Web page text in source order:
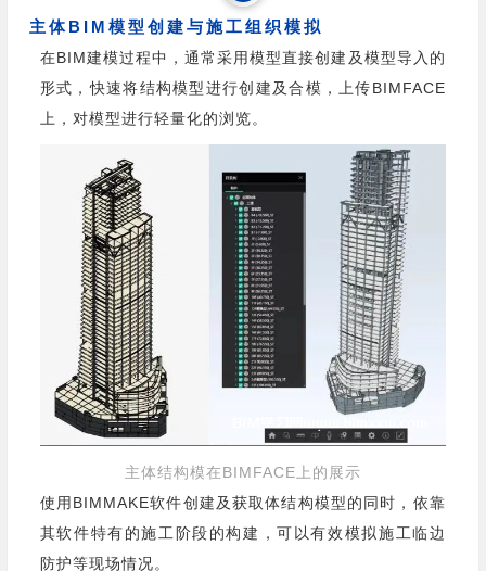
主体BIM模型创建与施工组织模拟
在BIM建模过程中，通常采用模型直接创建及模型导入的
形式，快速将结构模型进行创建及合模，上传BIMFACE
上，对模型进行轻量化的浏览。
主体结构模在BIMFACE上的展示
使用BIMMAKE软件创建及获取体结构模型的同时，依靠
其软件特有的施工阶段的构建，可以有效模拟施工临边
防护等现场情况。